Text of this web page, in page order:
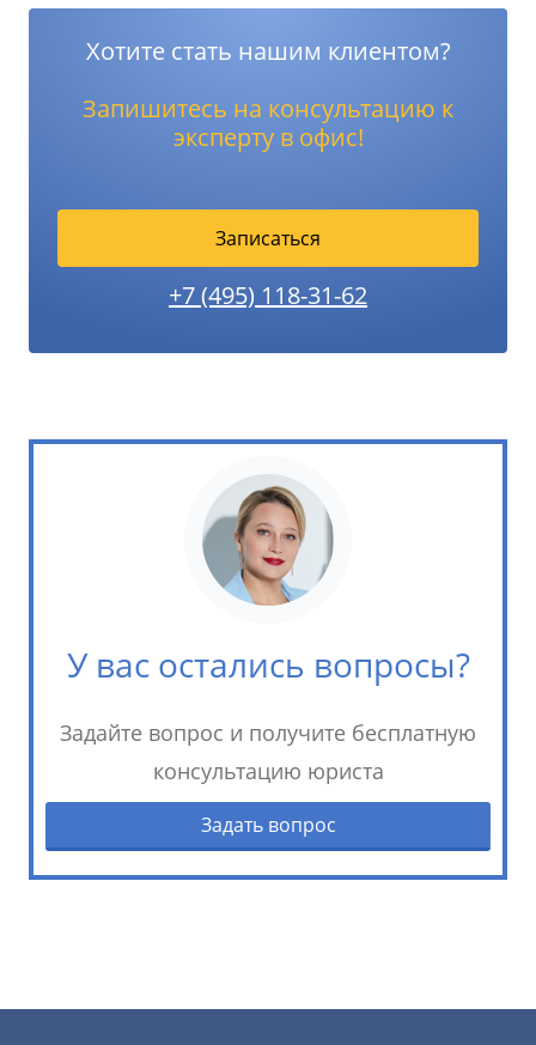
Хотите стать нашим клиентом?
Запишитесь на консультацию к
эксперту в офис!
Записаться
+7 (495) 118-31-62
У вас остались вопросы?
Задайте вопрос и получите бесплатную
консультацию юриста
Задать вопрос